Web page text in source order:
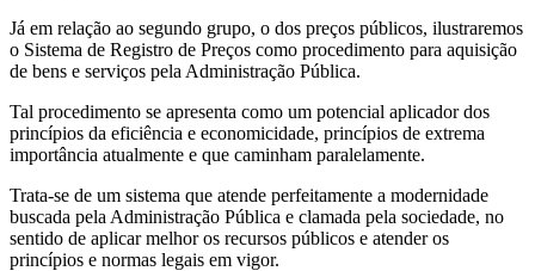
Já em relação ao segundo grupo, o dos preços públicos, ilustraremos
o Sistema de Registro de Preços como procedimento para aquisição
de bens e serviços pela Administração Pública.
Tal procedimento se apresenta como um potencial aplicador dos
princípios da eficiência e economicidade, princípios de extrema
importância atualmente e que caminham paralelamente.
Trata-se de um sistema que atende perfeitamente a modernidade
buscada pela Administração Pública e clamada pela sociedade, no
sentido de aplicar melhor os recursos públicos e atender os
princípios e normas legais em vigor.